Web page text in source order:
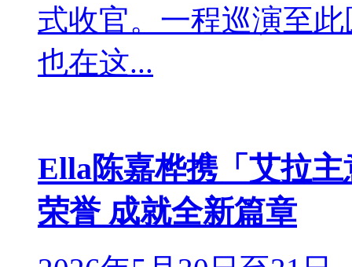
式收官。一程巡演至
也在这...
Ella陈嘉桦携「艾拉
荣誉 成就全新篇章